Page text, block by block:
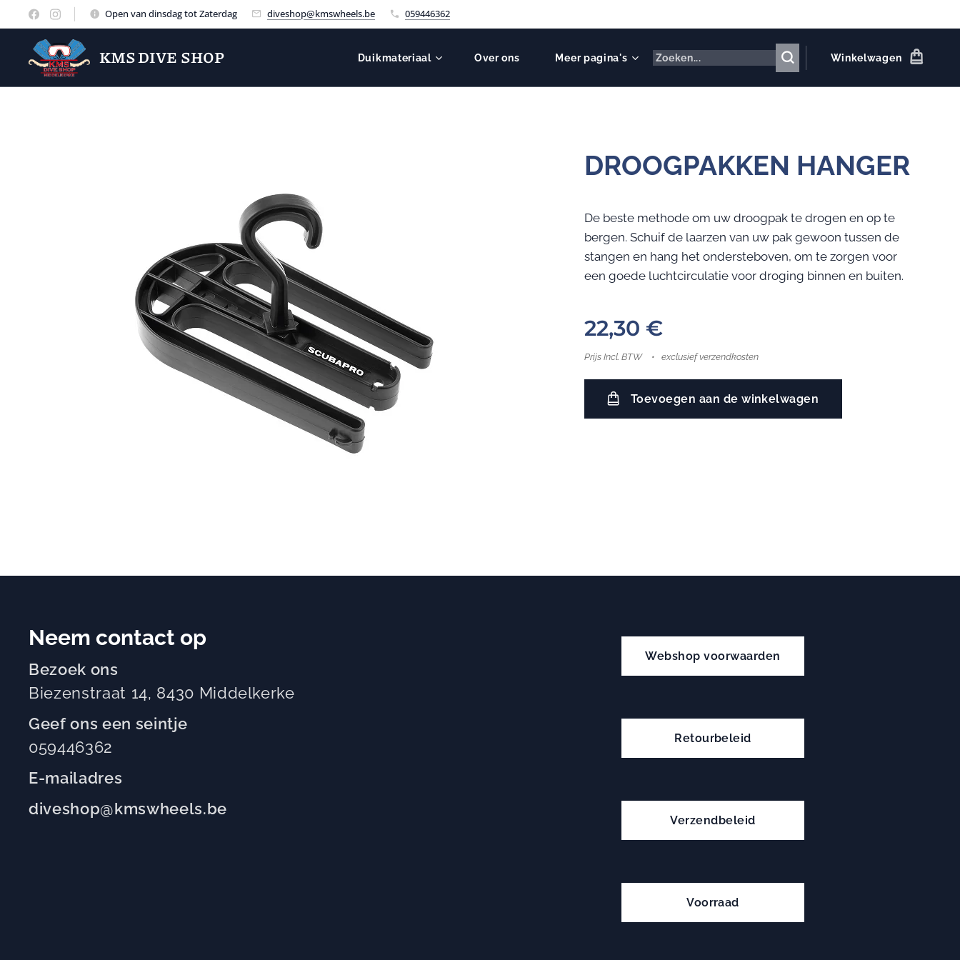
Open van dinsdag tot Zaterdag diveshop@kmswheels.be 059446362
KMS DIVE SHOP Duikmateriaal Over ons Meer pagina's Winkelwagen
DROOGPAKKEN HANGER
De beste methode om uw droogpak te drogen en op te
bergen. Schuif de laarzen van uw pak gewoon tussen de
stangen en hang het ondersteboven, om te zorgen voor
een goede luchtcirculatie voor droging binnen en buiten.
22,30 €
Prijs Incl. BTW exclusief verzendkosten
Toevoegen aan de winkelwagen
Neem contact op
Bezoek ons
Biezenstraat 14, 8430 Middelkerke
Geef ons een seintje
059446362
E-mailadres
diveshop@kmswheels.be
Webshop voorwaarden
Retourbeleid
Verzendbeleid
Voorraad